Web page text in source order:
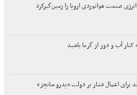
صنعت هوانوردی اروپا را زمین‌گیر‌کرد
کنار آب و دور از گرما باشید
برای اعمال فشار بر دولت «پدرو سانچز»